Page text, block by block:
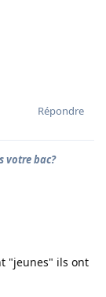
Répondre
votre bac?
"jeunes" ils ont